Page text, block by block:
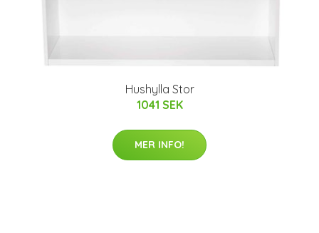
Hushylla Stor
1041 SEK
MER INFO!